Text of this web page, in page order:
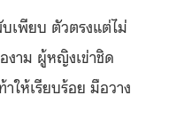
เพียบ ตัวตรงแต่ไม่
งาม ผู้หญิงเข่าชิด
ให้เรียบร้อย มือวาง